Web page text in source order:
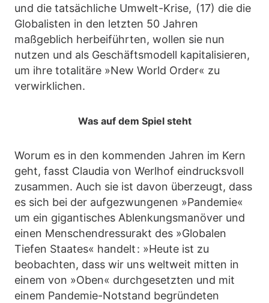
und die tatsächliche Umwelt-Krise, (17) die die
Globalisten in den letzten 50 Jahren
maßgeblich herbeiführten, wollen sie nun
nutzen und als Geschäftsmodell kapitalisieren,
um ihre totalitäre »New World Order« zu
verwirklichen.
Was auf dem Spiel steht
Worum es in den kommenden Jahren im Kern
geht, fasst Claudia von Werlhof eindrucksvoll
zusammen. Auch sie ist davon überzeugt, dass
es sich bei der aufgezwungenen »Pandemie«
um ein gigantisches Ablenkungsmanöver und
einen Menschendressurakt des »Globalen
Tiefen Staates« handelt : »Heute ist zu
beobachten, dass wir uns weltweit mitten in
einem von »Oben« durchgesetzten und mit
einem Pandemie-Notstand begründeten